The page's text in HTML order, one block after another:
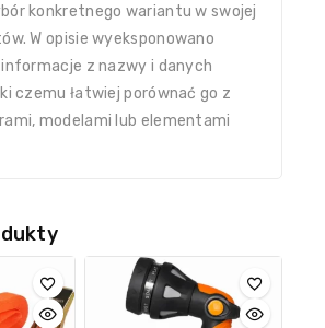
konkretnego wariantu w swojej
W opisie wyeksponowano
z nazwy i danych
czemu łatwiej porównać go z
modelami lub elementami